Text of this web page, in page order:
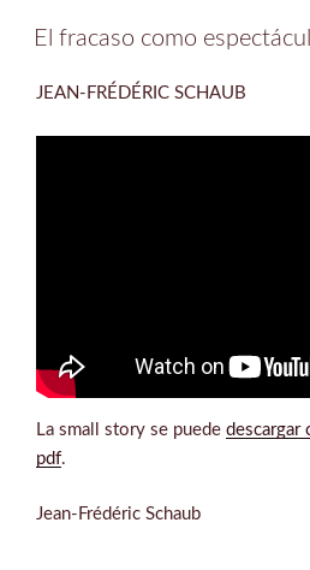
El fracaso como
JEAN-FRÉDÉRIC SCHAUB
La small story se puede descargar
pdf.
Jean-Frédéric Schaub